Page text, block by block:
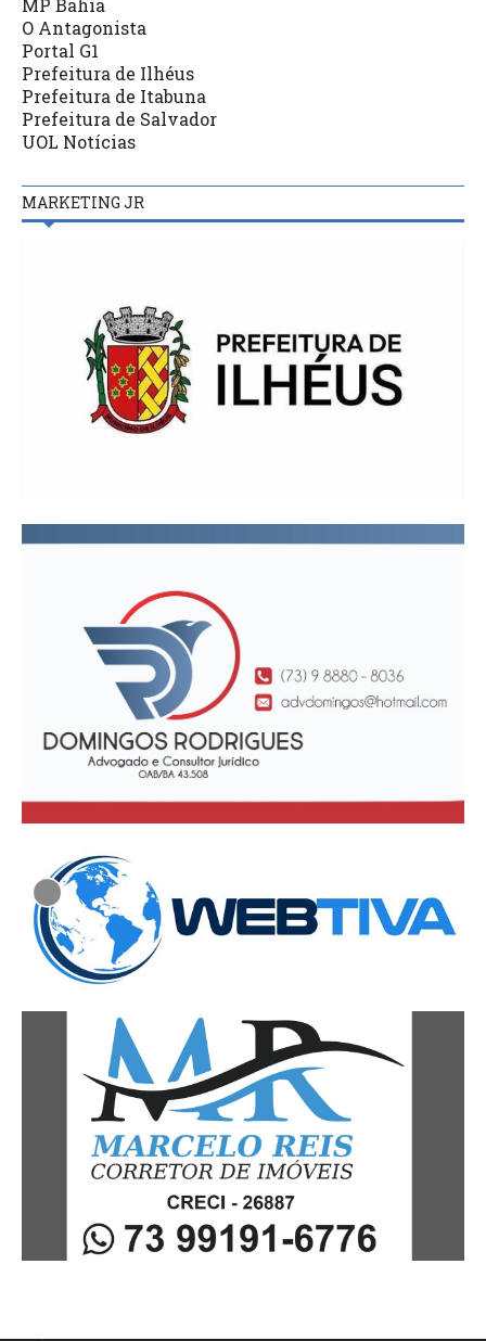
MP Bahia
O Antagonista
Portal G1
Prefeitura de Ilhéus
Prefeitura de Itabuna
Prefeitura de Salvador
UOL Notícias
MARKETING JR